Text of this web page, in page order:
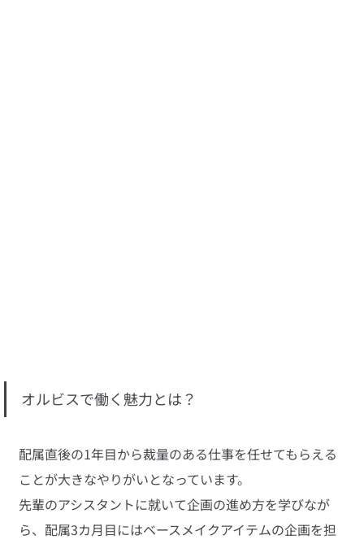
オルビスで働く魅力とは？
配属直後の1年目から裁量のある仕事を任せてもらえる
ことが大きなやりがいとなっています。
先輩のアシスタントに就いて企画の進め方を学びなが
ら、配属3カ月目にはベースメイクアイテムの企画を担